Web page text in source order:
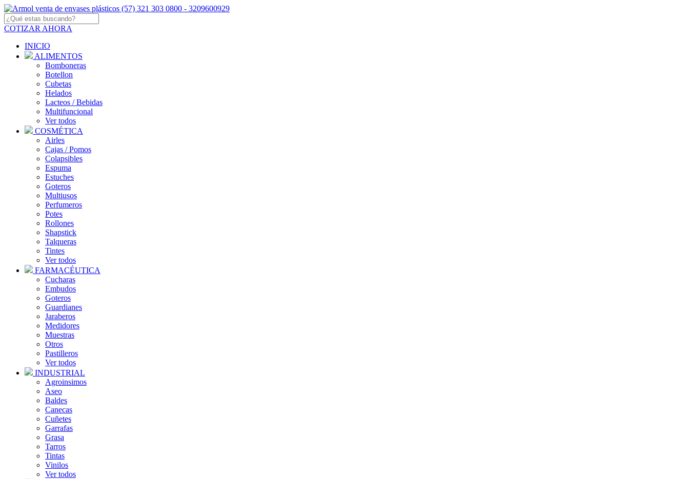
COTIZAR AHORA
INICIO
ALIMENTOS
Bomboneras
Botellon
Cubetas
Helados
Lacteos / Bebidas
Multifuncional
Ver todos
COSMÉTICA
Airles
Cajas / Pomos
Colapsibles
Espuma
Estuches
Goteros
Multiusos
Perfumeros
Potes
Rollones
Shapstick
Talqueras
Tintes
Ver todos
FARMACÉUTICA
Cucharas
Embudos
Goteros
Guardianes
Jaraberos
Medidores
Muestras
Otros
Pastilleros
Ver todos
INDUSTRIAL
Agroinsimos
Aseo
Baldes
Canecas
Cuñetes
Garrafas
Grasa
Tarros
Tintas
Vinilos
Ver todos